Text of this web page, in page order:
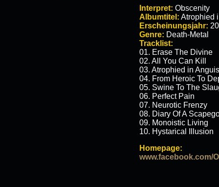
Interpret: Obscenity
Albumtitel: Atrophied
Erscheinungsjahr:
Genre: Death-Metal
Tracklist:
01. Erase The Divine
02. All You Can Kill
03. Atrophied in
04. From Heroic To
05. Swine To The
06. Perfect Pain
07. Neurotic Frenzy
08. Diary Of A
09. Monoistic Living
10. Hystarical Illusion
Homepage:
www.facebook.com/